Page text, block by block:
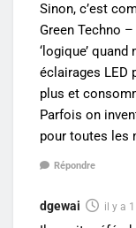
Sinon, c’est
Green Techno –
‘logique’
éclairages LED
plus et
Parfois on
pour toutes les
Répondre
dgewai il y a